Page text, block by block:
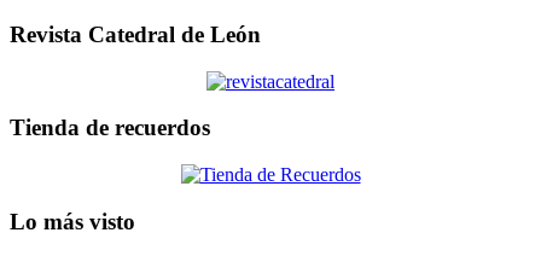
Revista Catedral de León
Tienda de recuerdos
Lo más visto